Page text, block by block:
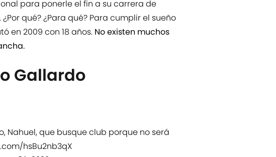
para ponerle el fin a su carrera de
qué? ¿Para qué? Para cumplir el sueño
en 2009 con 18 años. No existen muchos
Gallardo
Nahuel, que busque club porque no será
hsBu2nb3qX